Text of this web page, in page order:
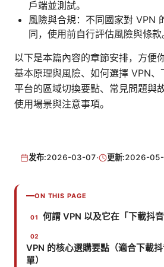
戶端並測試。
風險與合規：不同國家對 VPN
同，使用前自行評估風險與條款
以下是本篇內容的章節安排，方便
基本原理與風險、如何選擇 VPN
平台的區域切換要點、常見問題與
使用場景與注意事項。
发布:2026-03-07· 更新:2026-
ON THIS PAGE
何謂 VPN 以及它在「下載抖
VPN 的核心選購要點（適合下載
單）